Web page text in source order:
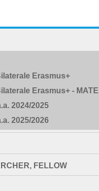
Erasmus+
Erasmus+ -
2024/2025
2025/2026
FELLOW